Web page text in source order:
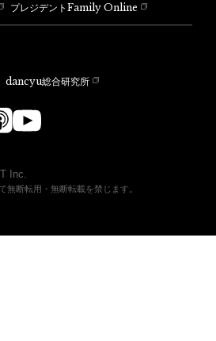
プレジデントFamily Online
dancyu総合研究所
Inc.
無断転用・無断転載を禁じます。